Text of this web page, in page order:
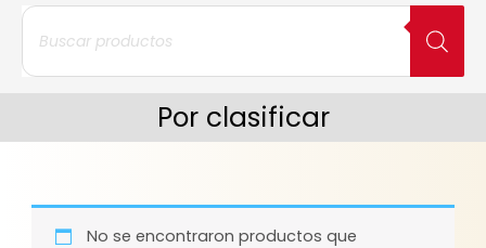
Búsqueda
productos
Por clasificar
No se encontraron productos que